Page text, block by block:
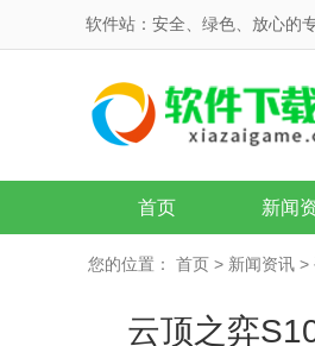
软件站：安全、绿色、放心的
首页 新闻
您的位置： 首页 > 新闻资讯 >
云顶之弈